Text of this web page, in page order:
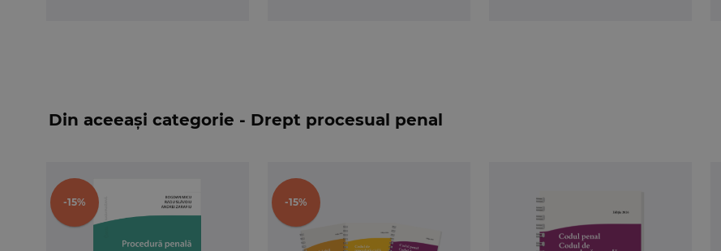
Din aceeași categorie - Drept procesual penal
-15% -15%